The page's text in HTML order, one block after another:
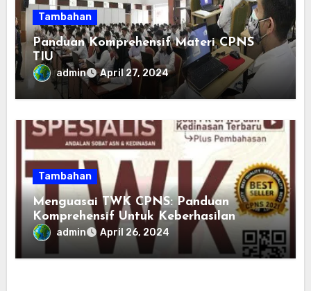
Tambahan
Panduan Komprehensif Materi CPNS
TIU
admin April 27, 2024
Tambahan
Menguasai TWK CPNS: Panduan
Komprehensif Untuk Keberhasilan
admin April 26, 2024